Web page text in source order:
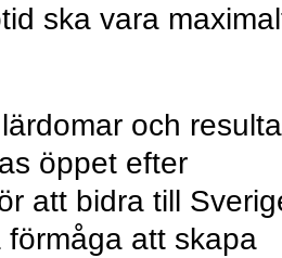
ska vara
och
öppet efter
att bidra till
förmåga att skapa